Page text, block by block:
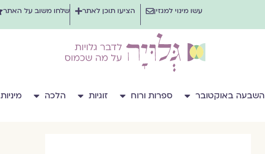
עשו מינוי למגזין הציעו תוכן לאתר שלחו משוב על האתר
השבעה באוקטובר ספרות ורוח זוגיות הלכה מיניות